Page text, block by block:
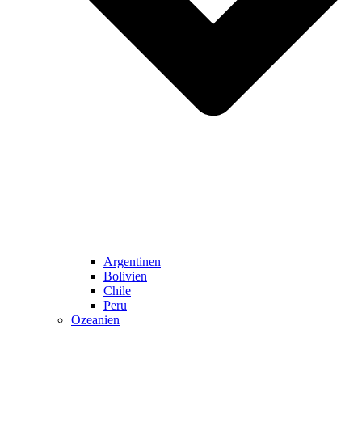
Argentinen
Bolivien
Chile
Peru
Ozeanien